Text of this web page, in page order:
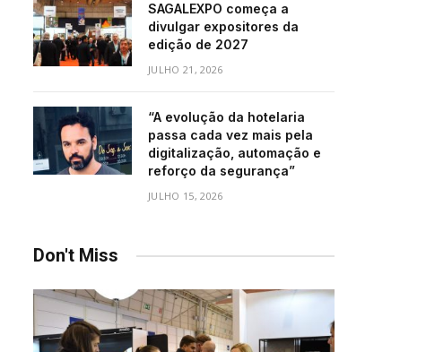
SAGALEXPO começa a
divulgar expositores da
edição de 2027
JULHO 21, 2026
“A evolução da hotelaria
passa cada vez mais pela
digitalização, automação e
reforço da segurança”
JULHO 15, 2026
Don't Miss